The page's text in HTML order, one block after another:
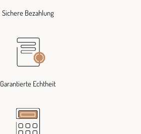
Sichere Bezahlung
Garantierte Echtheit